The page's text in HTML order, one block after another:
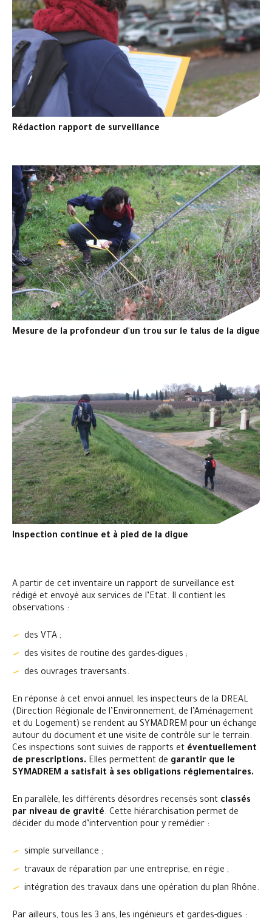
Rédaction rapport de surveillance
Mesure de la profondeur d'un trou sur le talus de la digue
Inspection continue et à pied de la digue
A partir de cet inventaire un rapport de surveillance est
rédigé et envoyé aux services de l’Etat. Il contient les
observations :
des VTA ;
des visites de routine des gardes-digues ;
des ouvrages traversants.
En réponse à cet envoi annuel, les inspecteurs de la DREAL
(Direction Régionale de l’Environnement, de l’Aménagement
et du Logement) se rendent au SYMADREM pour un échange
autour du document et une visite de contrôle sur le terrain.
Ces inspections sont suivies de rapports et éventuellement
de prescriptions. Elles permettent de garantir que le
SYMADREM a satisfait à ses obligations réglementaires.
En parallèle, les différents désordres recensés sont classés
par niveau de gravité. Cette hiérarchisation permet de
décider du mode d’intervention pour y remédier :
simple surveillance ;
travaux de réparation par une entreprise, en régie ;
intégration des travaux dans une opération du plan Rhône.
Par ailleurs, tous les 3 ans, les ingénieurs et gardes-digues :